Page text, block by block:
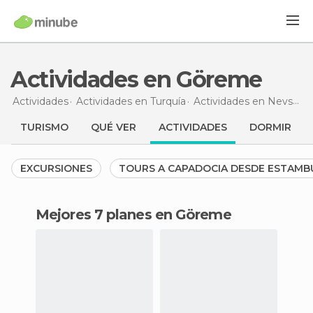
Actividades en Göreme
Actividades Actividades en Turquía Actividades en Nevsehir
TURISMO QUÉ VER ACTIVIDADES DORMIR
EXCURSIONES TOURS A CAPADOCIA DESDE
Mejores 7 planes en Göreme